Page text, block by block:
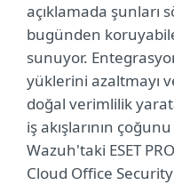
açıklamada şunları
bugünden
sunuyor.
yüklerini azaltmayı
doğal verimlilik
iş akışlarının
Wazuh'taki ESET
Cloud Office